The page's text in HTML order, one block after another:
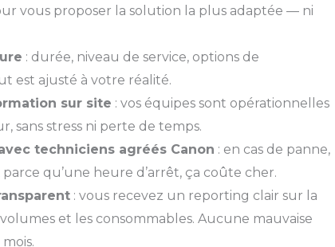
vous proposer la solution la plus adaptée — ni
: durée, niveau de service, options de
est ajusté à votre réalité.
sur site : vos équipes sont opérationnelles
sans stress ni perte de temps.
techniciens agréés Canon : en cas de panne,
qu’une heure d’arrêt, ça coûte cher.
: vous recevez un reporting clair sur la
et les consommables. Aucune mauvaise